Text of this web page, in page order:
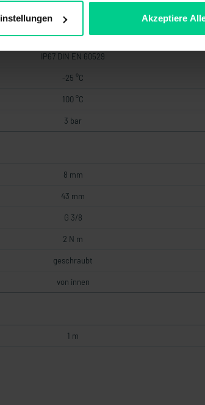
Akzeptiere
IP68 DIN EN 60529
IP67 DIN EN 60529
-25 °C
100 °C
3 bar
8 mm
43 mm
G 3/8
2 N m
geschraubt
von innen
1 m